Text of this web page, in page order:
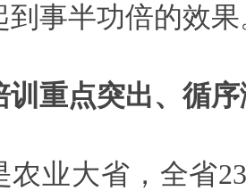
到事半功倍的效
训重点突出、循
农业大省，全省